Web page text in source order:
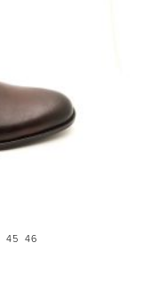
45 46